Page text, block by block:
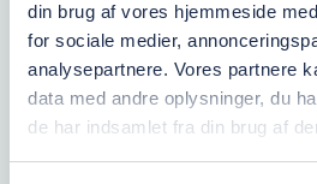
din brug af vores hjemmeside
for sociale medier,
analysepartnere. Vores partnere
data med andre oplysninger, du
de har indsamlet fra din brug af
6.300,00 DKK inkl. moms
Læg i kurv